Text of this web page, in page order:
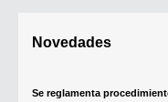
Novedades
Se reglamenta